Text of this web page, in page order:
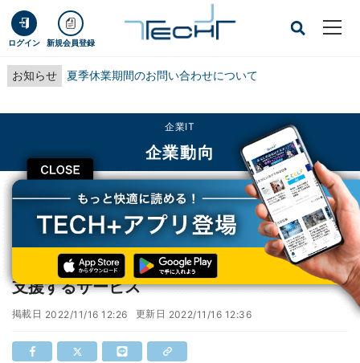
ログイン 新規会員登録
お知らせ 夏季休業期間のお問い合わせについて
CLOSE
企業IT
企業動向
TECH+ 企業IT
企業動向
三菱UFJ×東京海上、脱炭素移行の戦略策定を支援するサービス
三菱UFJ×東京海上、脱炭素移行の戦略策定を
支援するサービス
掲載日 2022/11/16 12:26 更新日 2022/11/16 12:36